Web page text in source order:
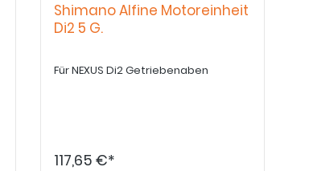
Shimano Alfine Motoreinheit
Di2 5 G.
Für NEXUS Di2 Getriebenaben
117,65 €*